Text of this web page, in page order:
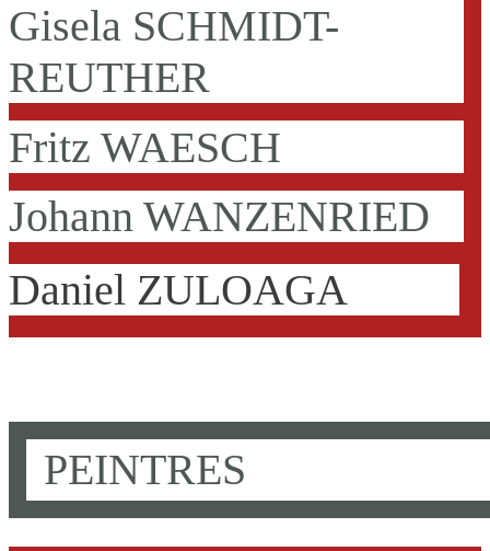
Gisela SCHMIDT-
REUTHER
Fritz WAESCH
Johann WANZENRIED
Daniel ZULOAGA
PEINTRES